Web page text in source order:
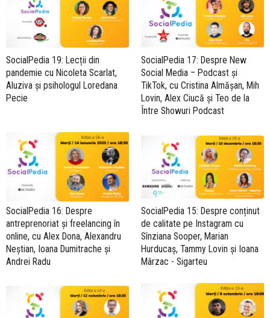
SocialPedia 19: Lecții din
pandemie cu Nicoleta Scarlat,
Aluziva și psihologul Loredana
Pecie
SocialPedia 17: Despre New
Social Media – Podcast și
TikTok, cu Cristina Almășan, Mih
Lovin, Alex Ciucă și Teo de la
Între Showuri Podcast
SocialPedia 16: Despre
antreprenoriat și freelancing în
online, cu Alex Dona, Alexandru
Neștian, Ioana Dumitrache și
Andrei Radu
SocialPedia 15: Despre conținut
de calitate pe Instagram cu
Sînziana Sooper, Marian
Hurducaș, Tammy Lovin și Ioana
Mârzac - Sigarteu